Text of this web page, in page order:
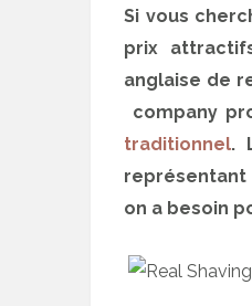
Si vous
prix
anglaise de
company
traditionnel.
représentant
on a besoin